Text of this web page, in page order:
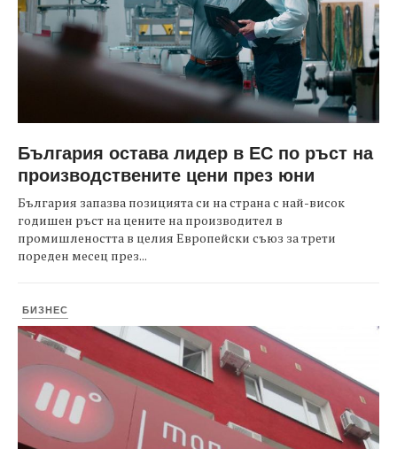
България остава лидер в ЕС по ръст на
производствените цени през юни
България запазва позицията си на страна с най-висок
годишен ръст на цените на производител в
промишлеността в целия Европейски съюз за трети
пореден месец през...
БИЗНЕС